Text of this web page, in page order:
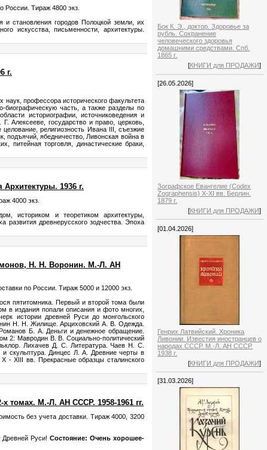
России. Тираж 4800 экз.
и становления городов Полоцкой земли, их
искусства, письменности, архитектуры.
г.
профессора исторического факультета
биографическую часть, а также разделы по
историографии, источниковедения и
Алексееве, государство и право, церковь,
целование, религиозность Ивана III, съезжие
подъячий, ябедничество, Ливонская война в
питейная торговля, династические браки,
1936 г.
4000 экз.
историком и теоретиком архитектуры,
развития древнерусского зодчества. Эпоха
Н. Н. Воронин. М.-Л. АН
по России. Тираж 5000 и 12000 экз.
пятитомника. Первый и второй тома были
в издания попали описания и фото многих,
истории древней Руси до монгольского
Н. Н. Жилище. Арциховский А. В. Одежда.
Б. А. Деньги и денежное обращение.
2: Мавродин В. В. Социально-политический
Лихачев Д. С. Литература. Чаев Н. С.
скульптура. Динцес Л. А. Древние черты в
- XIII вв. Прекрасные образцы сталинского
томах. М.-Л. АН СССР. 1958-1961 гг.
без учета доставки. Тираж 4000, 3200
Древней Руси!Состояние: Очень хорошее-
Бок К. Э., доктор. Здоровье за
рубль. Сохранение
человеческого здоровья
домашними средствами. Спб.
1865 г.
[КНИГИ для ПРОДАЖИ]
[26.05.2026]
Зографское Евангелие (Codex
Zographensis) X-XI вв. Берлин.
1879 г.
[КНИГИ для ПРОДАЖИ]
[01.04.2026]
Генрих Латвийский. Хроника
Ливонии. Известия иностранцев о
народах СССР. М.-Л. АН СССР.
1938 г.
[КНИГИ для ПРОДАЖИ]
[31.03.2026]